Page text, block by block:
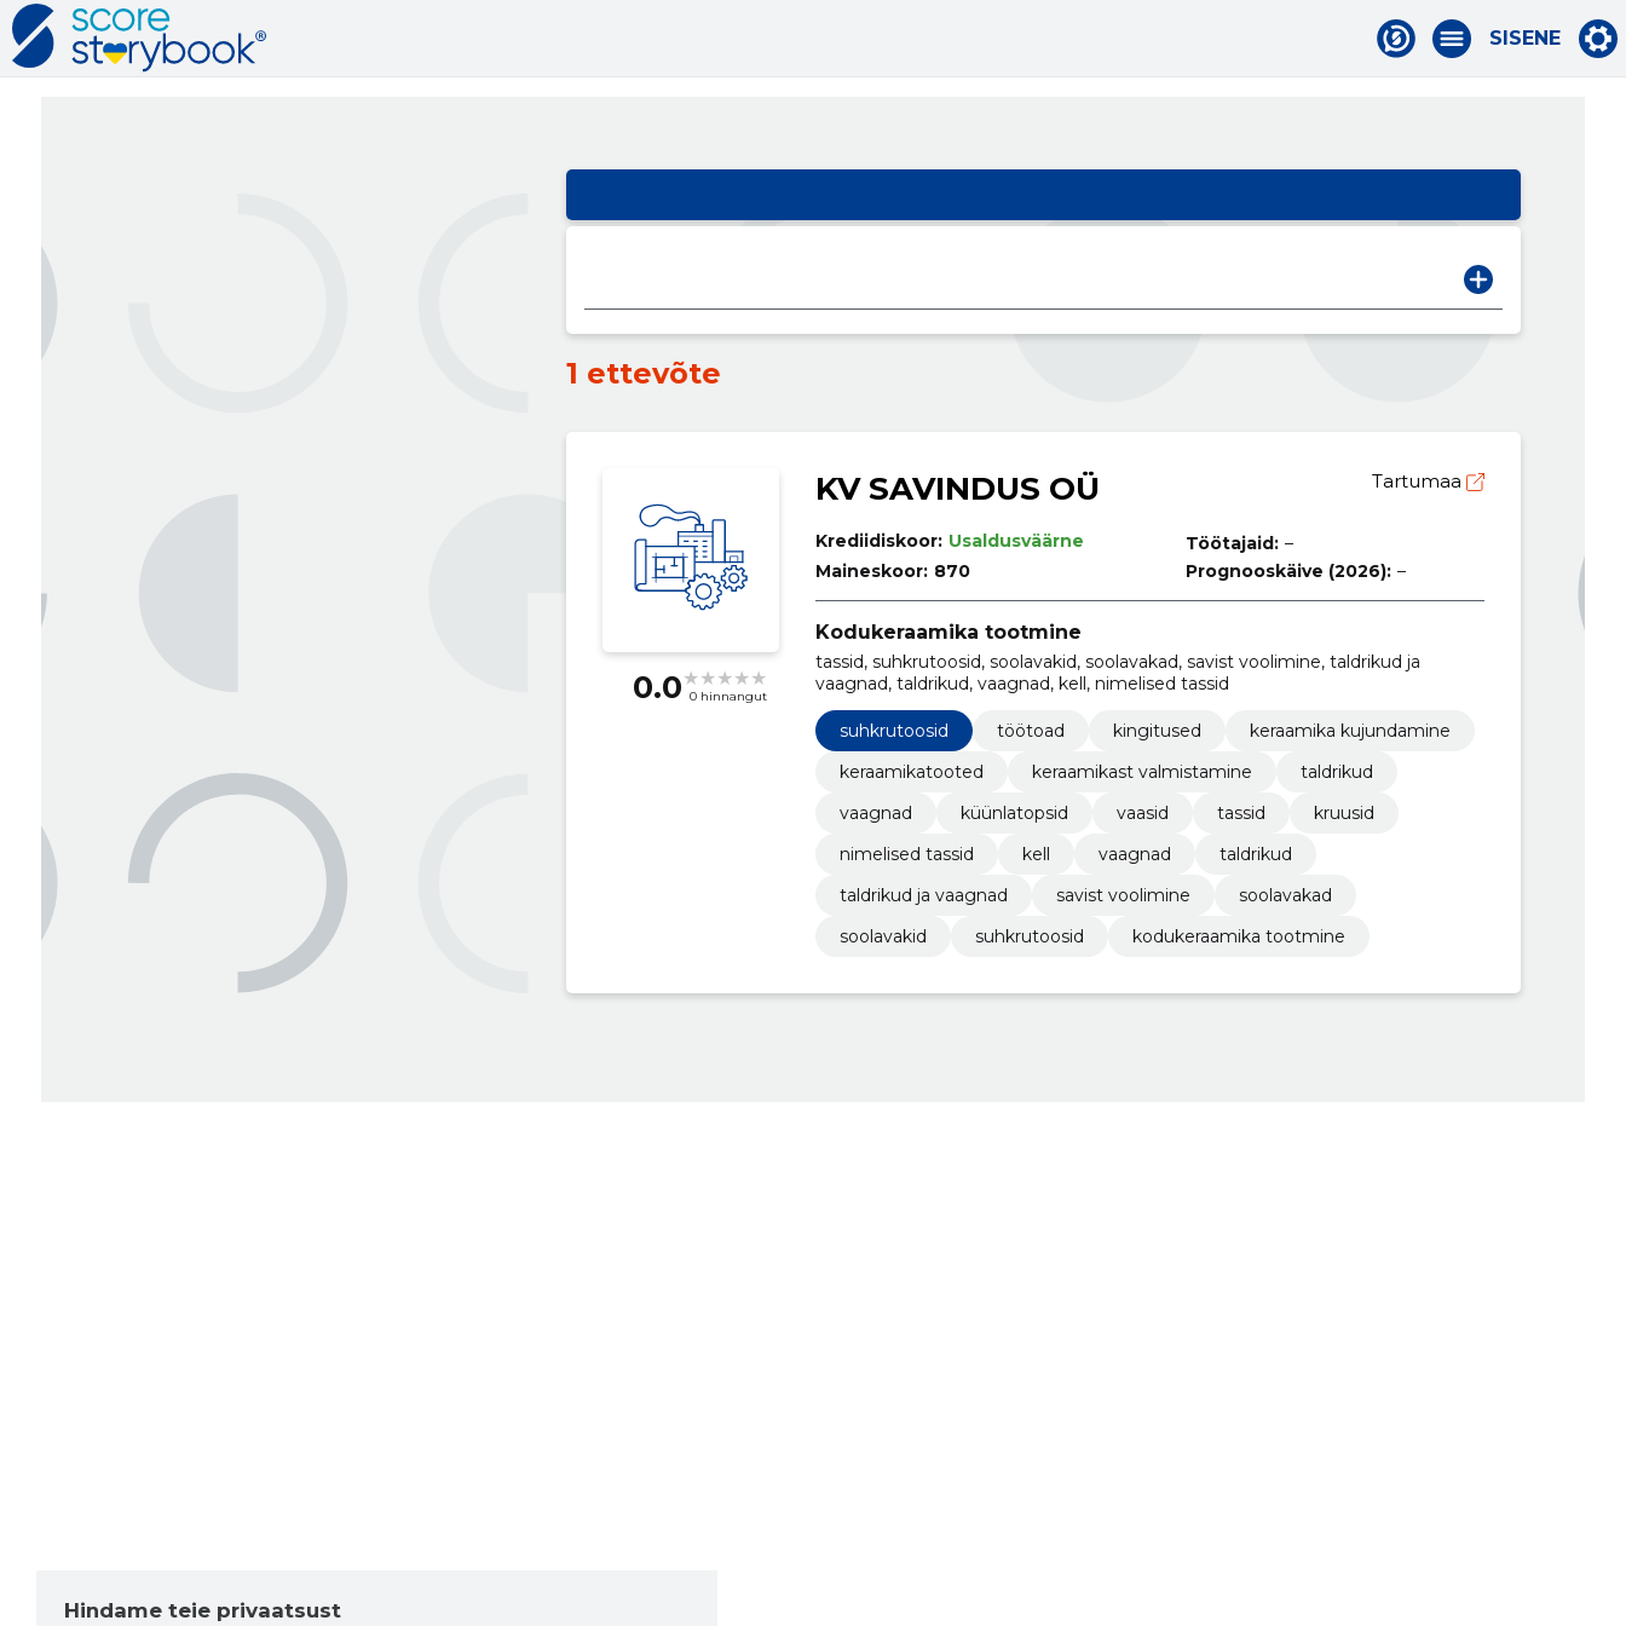
SISENE
1 ettevõte
0.0 0 hinnangut
KV SAVINDUS OÜ Tartumaa
Krediidiskoor: Usaldusväärne
Maineskoor: 870
Töötajaid: –
Prognooskäive (2026): –
Kodukeraamika tootmine
tassid, suhkrutoosid, soolavakid, soolavakad, savist voolimine, taldrikud ja
vaagnad, taldrikud, vaagnad, kell, nimelised tassid
suhkrutoosid töötoad kingitused
keraamika kujundamine
keraamikatooted
keraamikast valmistamine
taldrikud
vaagnad
küünlatopsid vaasid tassid
kruusid
nimelised tassid
kell vaagnad
taldrikud
taldrikud ja vaagnad
savist voolimine
soolavakad
soolavakid
suhkrutoosid kodukeraamika tootmine
Hindame teie privaatsust